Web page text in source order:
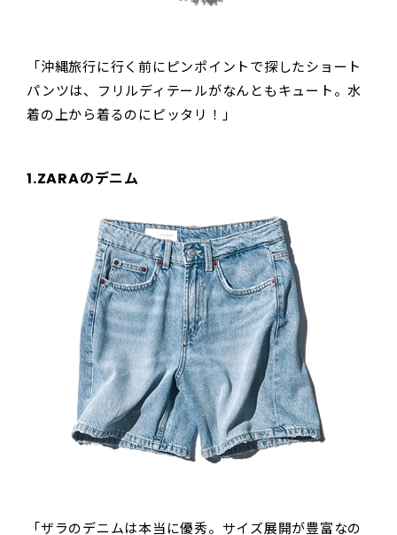
「沖縄旅行に行く前にピンポイントで探したショート
パンツは、フリルディテールがなんともキュート。水
着の上から着るのにピッタリ！」
1.ZARAのデニム
「ザラのデニムは本当に優秀。サイズ展開が豊富なの